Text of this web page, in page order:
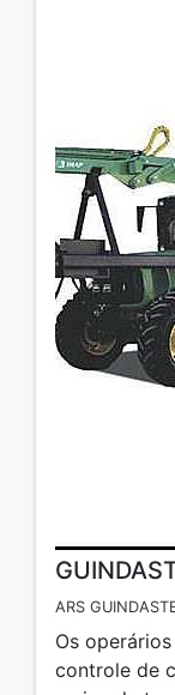
ARS
Os
controle de